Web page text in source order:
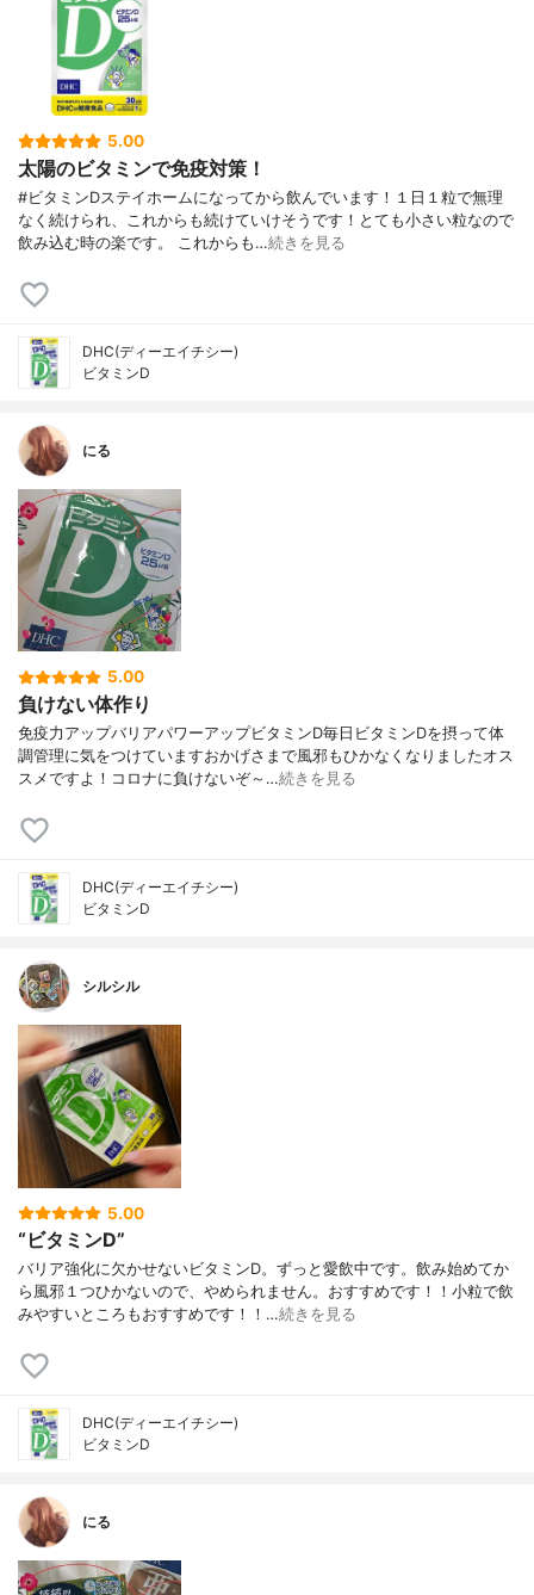
5.00
太陽のビタミンで免疫対策！
#ビタミンDステイホームになってから飲んでいます！１日１粒で無理
なく続けられ、これからも続けていけそうです！とても小さい粒なので
飲み込む時の楽です。 これからも…続きを見る
DHC(ディーエイチシー)
ビタミンD
にる
5.00
負けない体作り
免疫力アップバリアパワーアップビタミンD毎日ビタミンDを摂って体
調管理に気をつけていますおかげさまで風邪もひかなくなりましたオス
スメですよ！コロナに負けないぞ～…続きを見る
DHC(ディーエイチシー)
ビタミンD
シルシル
5.00
“ビタミンD”
バリア強化に欠かせないビタミンD。ずっと愛飲中です。飲み始めてか
ら風邪１つひかないので、やめられません。おすすめです！！小粒で飲
みやすいところもおすすめです！！…続きを見る
DHC(ディーエイチシー)
ビタミンD
にる